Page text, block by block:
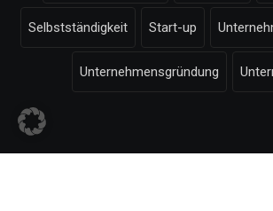
Selbstständigkeit Start-up
Unternehmensgründung